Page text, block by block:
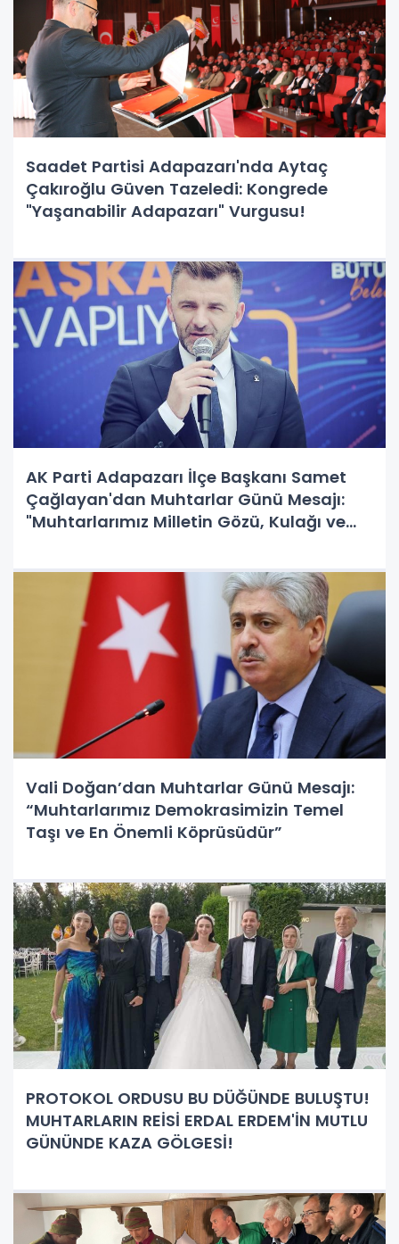
Saadet Partisi Adapazarı'nda Aytaç
Çakıroğlu Güven Tazeledi: Kongrede
"Yaşanabilir Adapazarı" Vurgusu!
AK Parti Adapazarı İlçe Başkanı Samet
Çağlayan'dan Muhtarlar Günü Mesajı:
"Muhtarlarımız Milletin Gözü, Kulağı ve
Vali Doğan’dan Muhtarlar Günü Mesajı:
“Muhtarlarımız Demokrasimizin Temel
Taşı ve En Önemli Köprüsüdür”
PROTOKOL ORDUSU BU DÜĞÜNDE BULUŞTU!
MUHTARLARIN REİSİ ERDAL ERDEM'İN MUTLU
GÜNÜNDE KAZA GÖLGESİ!